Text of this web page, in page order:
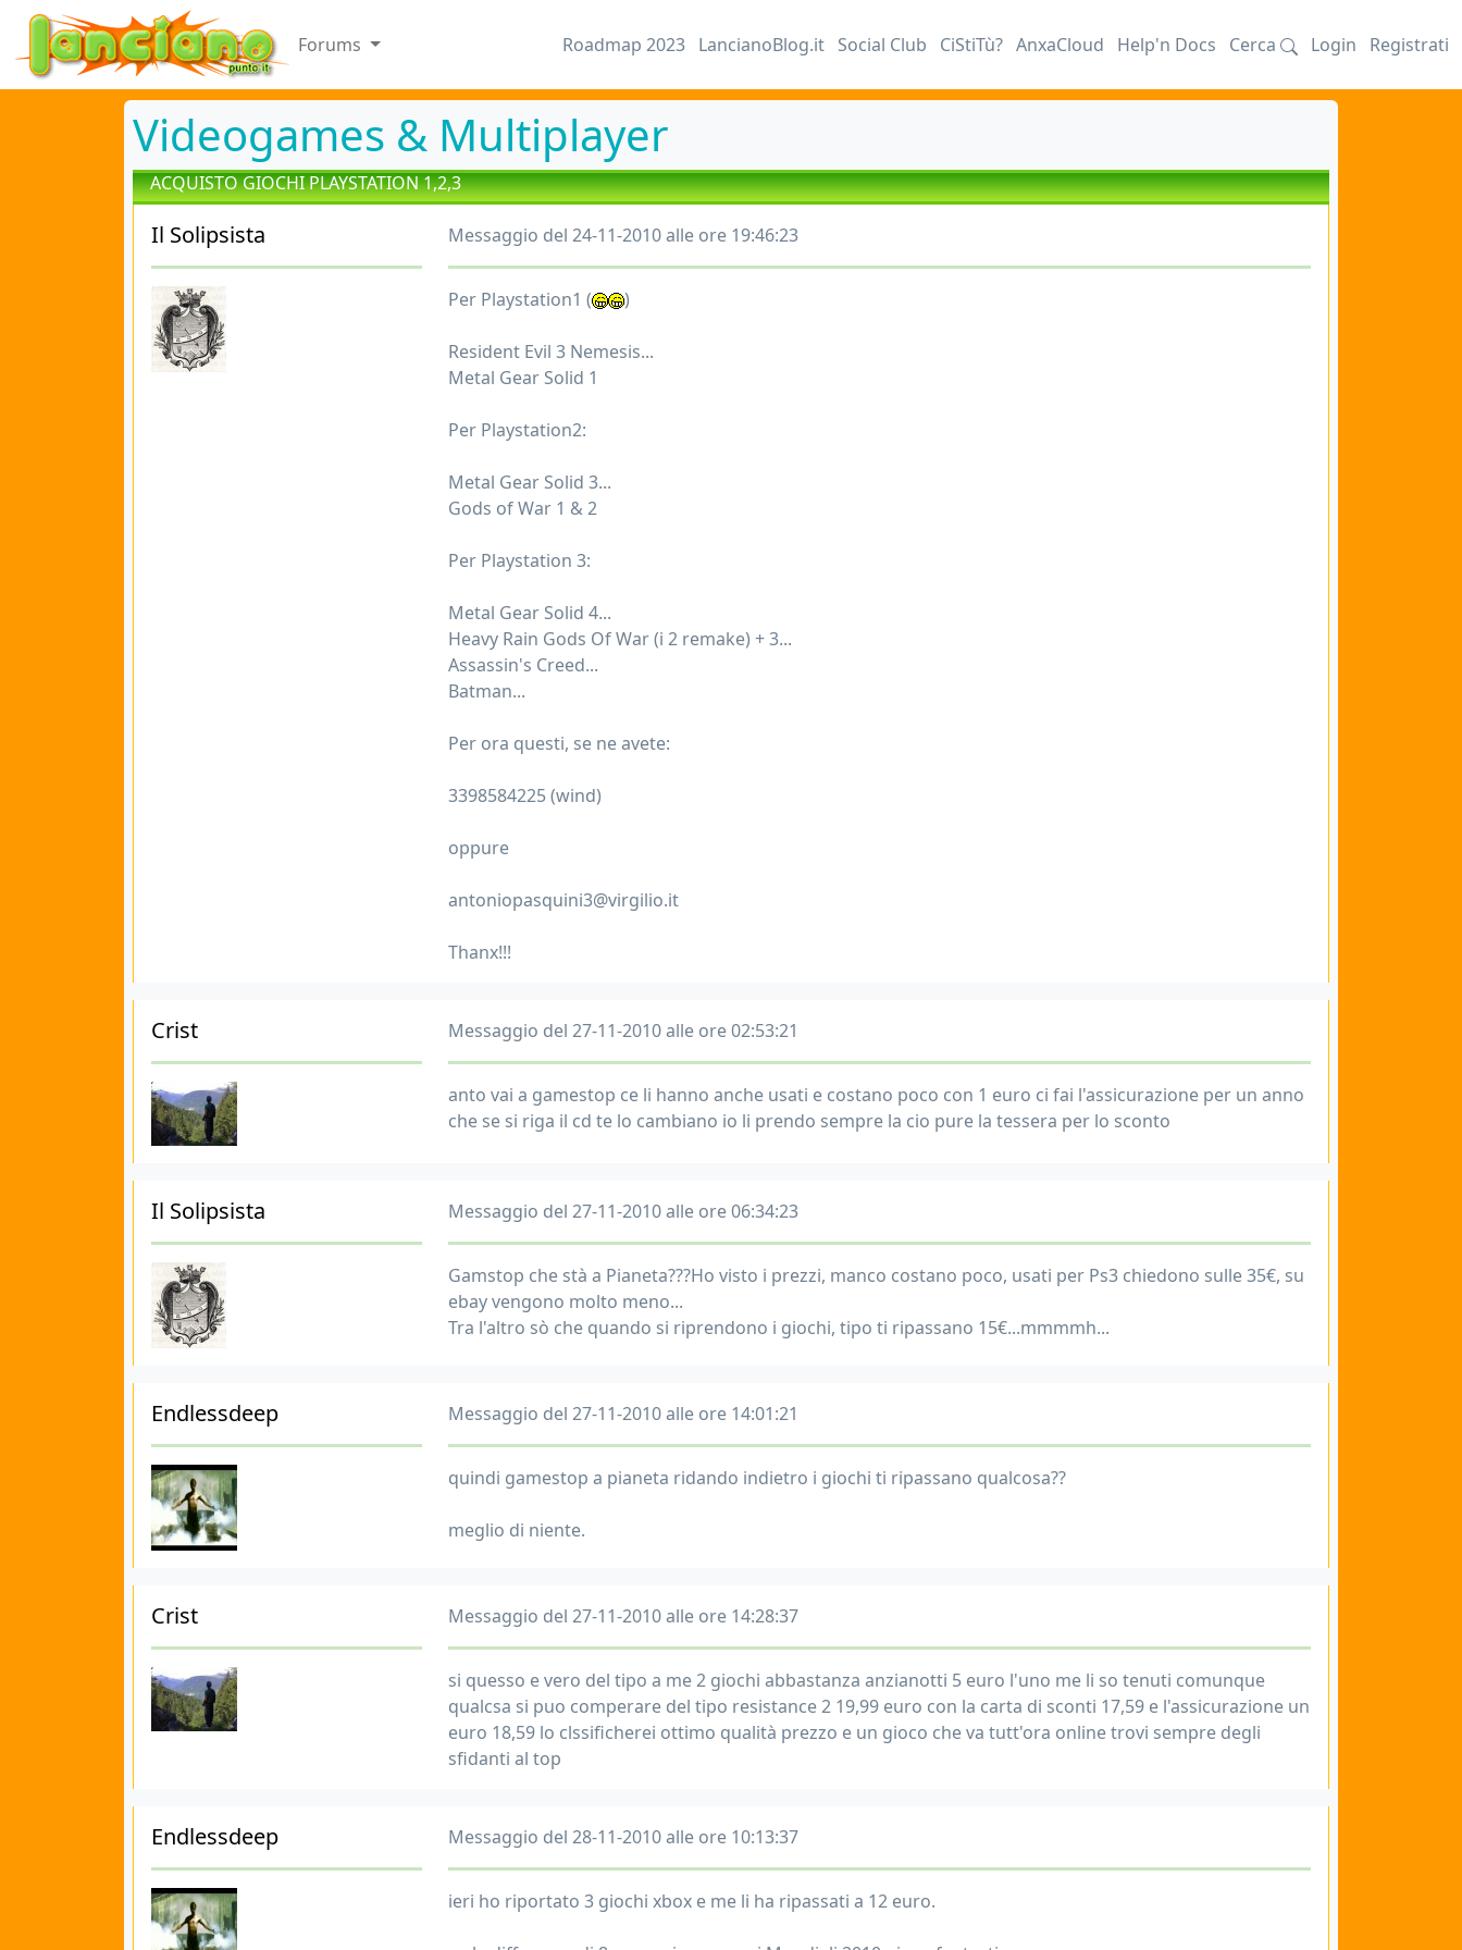
Forums Roadmap 2023 LancianoBlog.it Social Club CiStiTù? AnxaCloud Help'n Docs Cerca Login Registrati
Videogames & Multiplayer
ACQUISTO GIOCHI PLAYSTATION 1,2,3
Il Solipsista Messaggio del 24-11-2010 alle ore 19:46:23
Per Playstation1 ( )
Resident Evil 3 Nemesis...
Metal Gear Solid 1
Per Playstation2:
Metal Gear Solid 3...
Gods of War 1 & 2
Per Playstation 3:
Metal Gear Solid 4...
Heavy Rain Gods Of War (i 2 remake) + 3...
Assassin's Creed...
Batman...
Per ora questi, se ne avete:
3398584225 (wind)
oppure
antoniopasquini3@virgilio.it
Thanx!!!
Crist Messaggio del 27-11-2010 alle ore 02:53:21
anto vai a gamestop ce li hanno anche usati e costano poco con 1 euro ci fai l'assicurazione per un anno
che se si riga il cd te lo cambiano io li prendo sempre la cio pure la tessera per lo sconto
Il Solipsista Messaggio del 27-11-2010 alle ore 06:34:23
Gamstop che stà a Pianeta???Ho visto i prezzi, manco costano poco, usati per Ps3 chiedono sulle 35€, su
ebay vengono molto meno...
Tra l'altro sò che quando si riprendono i giochi, tipo ti ripassano 15€...mmmmh...
Endlessdeep Messaggio del 27-11-2010 alle ore 14:01:21
quindi gamestop a pianeta ridando indietro i giochi ti ripassano qualcosa??
meglio di niente.
Crist Messaggio del 27-11-2010 alle ore 14:28:37
si quesso e vero del tipo a me 2 giochi abbastanza anzianotti 5 euro l'uno me li so tenuti comunque
qualcsa si puo comperare del tipo resistance 2 19,99 euro con la carta di sconti 17,59 e l'assicurazione un
euro 18,59 lo clssificherei ottimo qualità prezzo e un gioco che va tutt'ora online trovi sempre degli
sfidanti al top
Endlessdeep Messaggio del 28-11-2010 alle ore 10:13:37
ieri ho riportato 3 giochi xbox e me li ha ripassati a 12 euro.